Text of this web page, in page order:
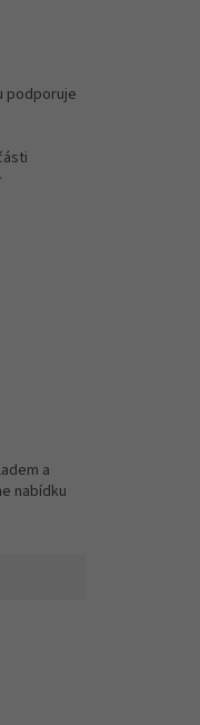
podporuje
a
nabídku